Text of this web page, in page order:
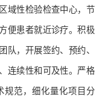
域性检验检查中心，节
便患者就近诊疗。积极
队，开展签约、预约、
连续性和可及性。严格
规范，细化量化项目分